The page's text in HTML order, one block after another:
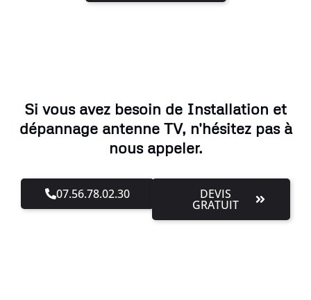
Si vous avez besoin de Installation et
dépannage antenne TV, n'hésitez pas à
nous appeler.
07.56.78.02.30 DEVIS
GRATUIT